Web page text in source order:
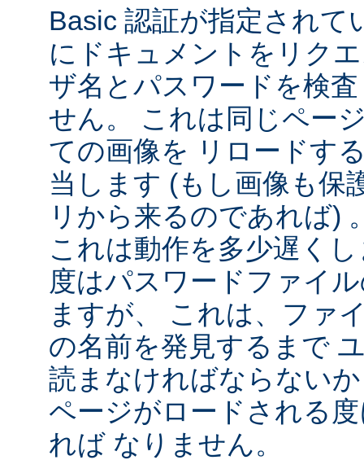
Basic 認証が指定されて
にドキュメントをリク
ザ名とパスワードを検
せん。 これは同じペー
ての画像を リロードす
当します (もし画像も保
リから来るのであれば)
これは動作を多少遅く
度はパスワードファイ
ますが、 これは、ファ
の名前を発見するまで
読まなければならない
ページがロードされる
れば なりません。